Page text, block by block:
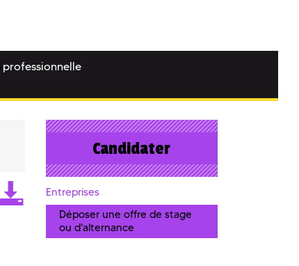
professionnelle
Candidater
Entreprises
Déposer une offre de stage
ou d'alternance